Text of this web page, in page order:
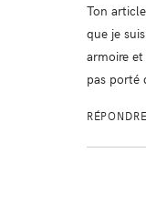
Ton
que je
armoire
pas porté
RÉPONDRE